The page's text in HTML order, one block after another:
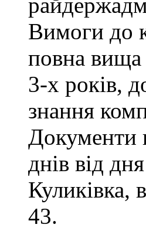
Вимоги до
повна вища
3-х років,
знання
Документи
днів від
Куликівка,
43.